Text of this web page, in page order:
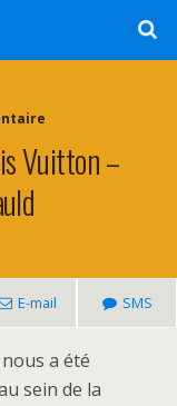
Vuitton –
E-mail SMS
a été
sein de la